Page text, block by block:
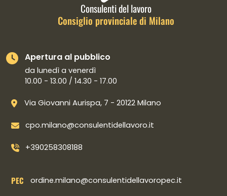
Consulenti del lavoro
Consiglio provinciale di Milano
Apertura al pubblico
da lunedì a venerdì
10.00 - 13.00 / 14.30 - 17.00
Via Giovanni Aurispa, 7 - 20122 Milano
cpo.milano@consulentidellavoro.it
+390258308188
PEC ordine.milano@consulentidellavoropec.it